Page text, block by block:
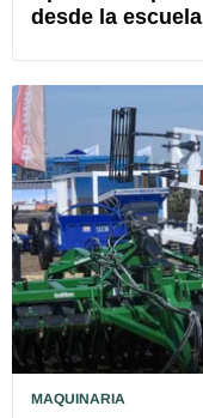
desde la escuela
MAQUINARIA